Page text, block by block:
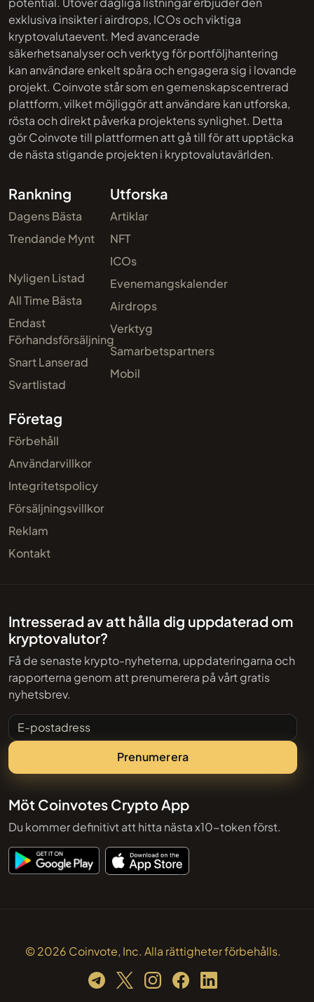
exklusiva insikter i airdrops, ICOs och viktiga
kryptovalutaevent. Med avancerade
säkerhetsanalyser och verktyg för portföljhantering
kan användare enkelt spåra och engagera sig i lovande
projekt. Coinvote står som en gemenskapscentrerad
plattform, vilket möjliggör att användare kan utforska,
rösta och direkt påverka projektens synlighet. Detta
gör Coinvote till plattformen att gå till för att upptäcka
de nästa stigande projekten i kryptovalutavärlden.
Rankning
Dagens Bästa
Trendande Mynt
Nyligen Listad
All Time Bästa
Endast
Förhandsförsäljning
Snart Lanserad
Svartlistad
Utforska
Artiklar
NFT
ICOs
Evenemangskalender
Airdrops
Verktyg
Samarbetspartners
Mobil
Företag
Förbehåll
Användarvillkor
Integritetspolicy
Försäljningsvillkor
Reklam
Kontakt
Intresserad av att hålla dig uppdaterad om
kryptovalutor?
Få de senaste krypto-nyheterna, uppdateringarna och
rapporterna genom att prenumerera på vårt gratis
nyhetsbrev.
E-postadress
Prenumerera
Möt Coinvotes Crypto App
Du kommer definitivt att hitta nästa x10-token först.
© 2026 Coinvote, Inc. Alla rättigheter förbehålls.